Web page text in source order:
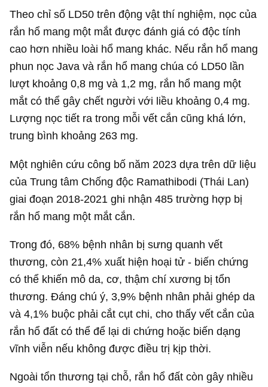
Theo chỉ số LD50 trên động vật thí nghiệm, nọc của
rắn hổ mang một mắt được đánh giá có độc tính
cao hơn nhiều loài hổ mang khác. Nếu rắn hổ mang
phun nọc Java và rắn hổ mang chúa có LD50 lần
lượt khoảng 0,8 mg và 1,2 mg, rắn hổ mang một
mắt có thể gây chết người với liều khoảng 0,4 mg.
Lượng nọc tiết ra trong mỗi vết cắn cũng khá lớn,
trung bình khoảng 263 mg.
Một nghiên cứu công bố năm 2023 dựa trên dữ liệu
của Trung tâm Chống độc Ramathibodi (Thái Lan)
giai đoạn 2018-2021 ghi nhận 485 trường hợp bị
rắn hổ mang một mắt cắn.
Trong đó, 68% bệnh nhân bị sưng quanh vết
thương, còn 21,4% xuất hiện hoại tử - biến chứng
có thể khiến mô da, cơ, thậm chí xương bị tổn
thương. Đáng chú ý, 3,9% bệnh nhân phải ghép da
và 4,1% buộc phải cắt cụt chi, cho thấy vết cắn của
rắn hổ đất có thể để lại di chứng hoặc biến dạng
vĩnh viễn nếu không được điều trị kịp thời.
Ngoài tổn thương tại chỗ, rắn hổ đất còn gây nhiều